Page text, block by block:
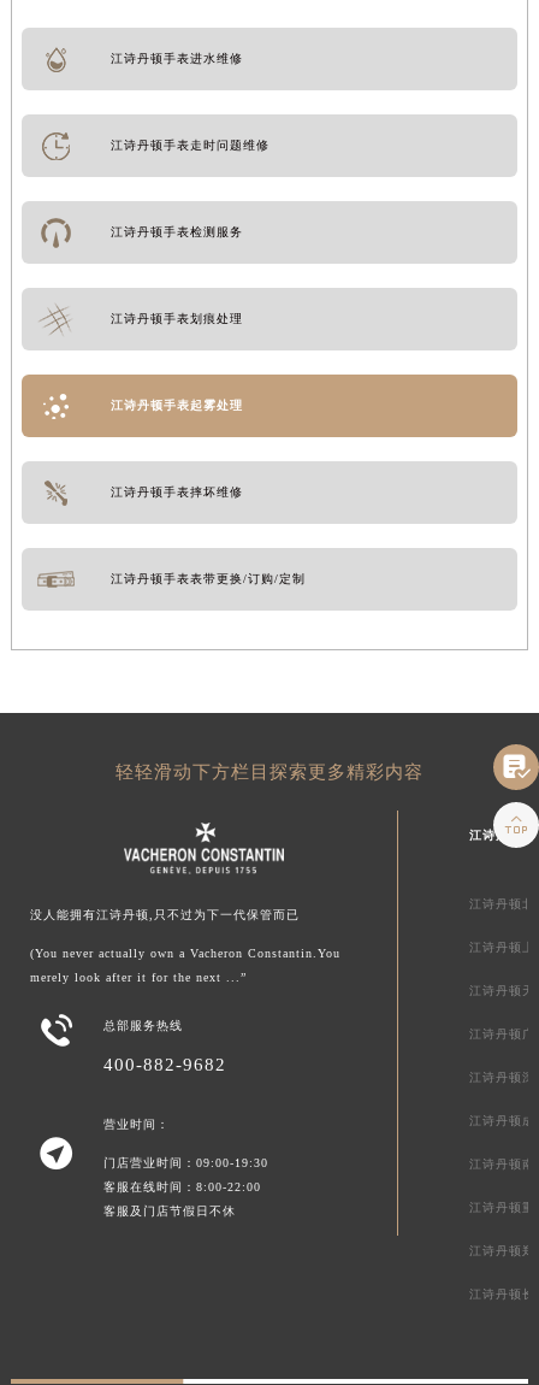
江诗丹顿手表进水维修
江诗丹顿手表走时问题维修
江诗丹顿手表检测服务
江诗丹顿手表划痕处理
江诗丹顿手表起雾处理
江诗丹顿手表摔坏维修
江诗丹顿手表表带更换/订购/定制
轻轻滑动下方栏目探索更多精彩内容
没人能拥有江诗丹顿,只不过为下一代保管而已
(You never actually own a Vacheron Constantin.You
merely look after it for the next ...”
 总部服务热线
400-882-9682

营业时间：
门店营业时间：09:00-19:30
客服在线时间：8:00-22:00
客服及门店节假日不休
江诗丹顿中
江诗丹顿北
江诗丹顿上
江诗丹顿天
江诗丹顿广
江诗丹顿深
江诗丹顿成
江诗丹顿南
江诗丹顿重
江诗丹顿郑
江诗丹顿长

